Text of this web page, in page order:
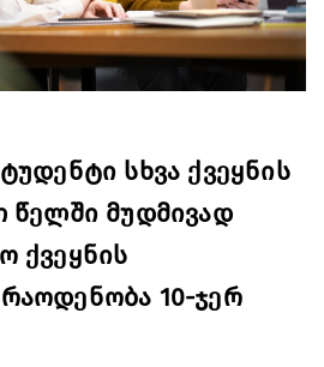
სხვა ქვეყნის
წელში მუდმივად
ქვეყნის
10-ჯერ